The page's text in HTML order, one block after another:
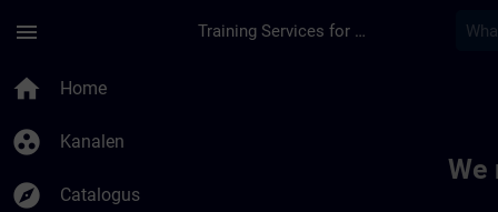
menu Training Services for Digital Industries
home Home
group_work Kanalen
explore Catalogus
We